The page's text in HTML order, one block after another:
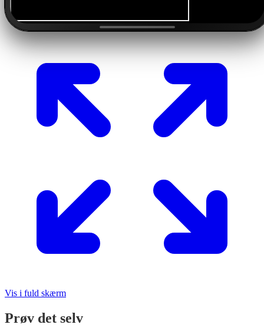
Vis i fuld skærm
Prøv det selv